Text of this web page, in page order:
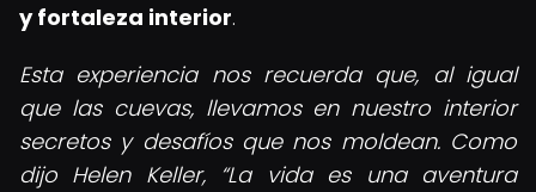
y fortaleza interior.
Esta experiencia nos recuerda que, al igual
que las cuevas, llevamos en nuestro interior
secretos y desafíos que nos moldean. Como
dijo Helen Keller,
La vida es una aventura